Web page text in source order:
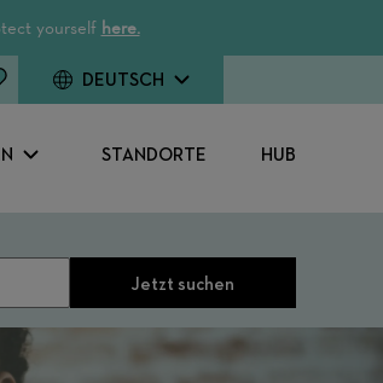
yourself here.
STANDORTE HUB
DEUTSCH
Jetzt suchen